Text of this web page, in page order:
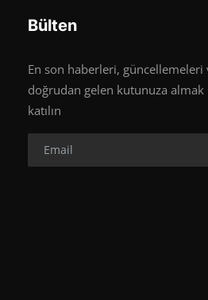
Bülten
En son haberleri,
doğrudan gelen kutunuza
katılın